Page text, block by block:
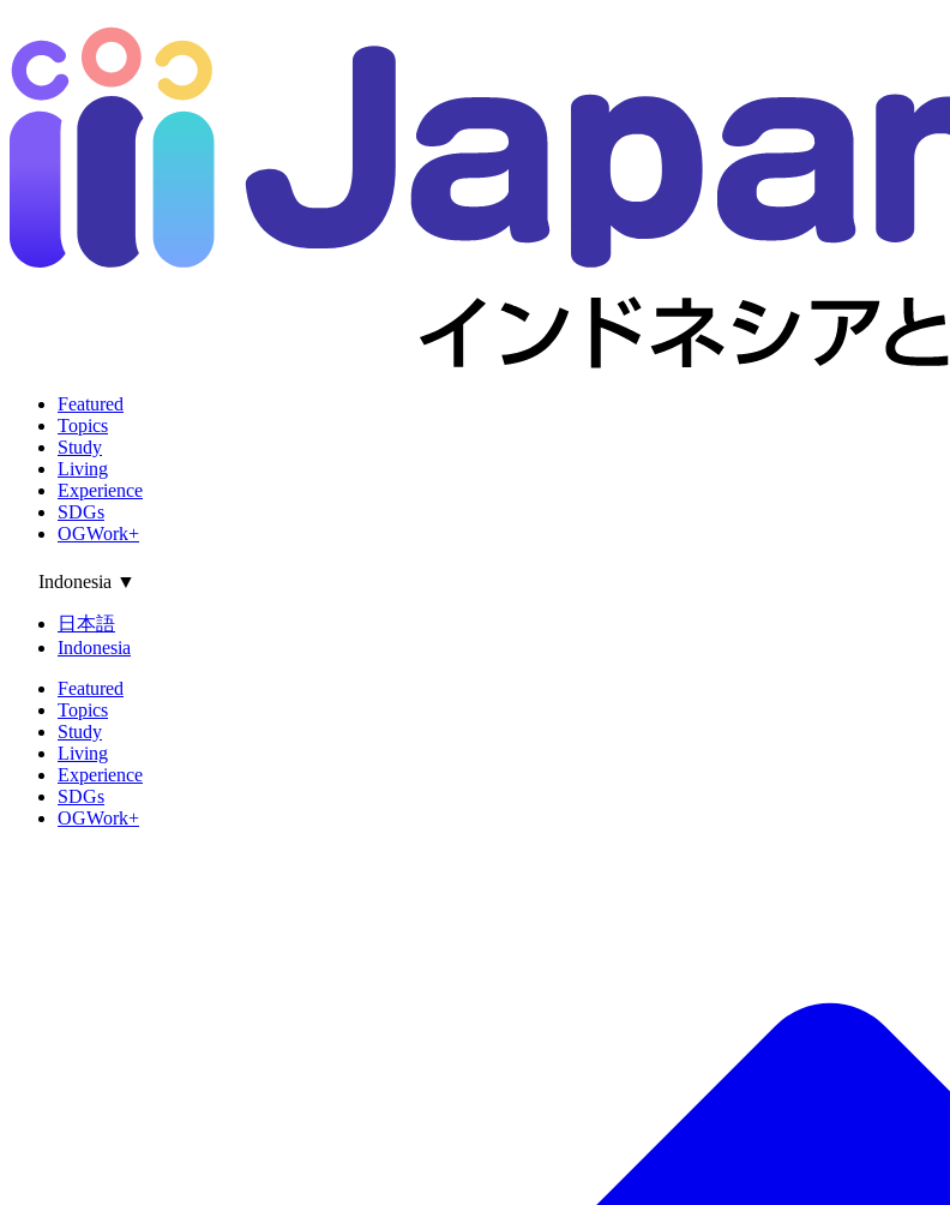
Featured
Topics
Study
Living
Experience
SDGs
OGWork+
Indonesia ▼
日本語
Indonesia
Featured
Topics
Study
Living
Experience
SDGs
OGWork+